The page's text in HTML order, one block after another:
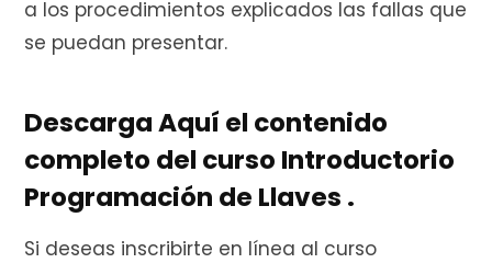
a los procedimientos explicados las fallas que
se puedan presentar.
Descarga Aquí el contenido
completo del curso Introductorio
Programación de Llaves .
Si deseas inscribirte en línea al curso